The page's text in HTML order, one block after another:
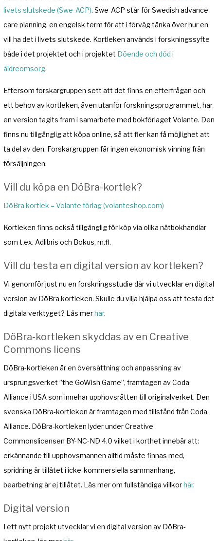
livets slutskede (Swe-ACP). Swe-ACP står för Swedish advance
care planning, en engelsk term för att i förväg tänka över hur en
vill ha det i livets slutskede. Kortleken används i forskningssyfte
både i det projektet och i projektet Döende och död i
äldreomsorg.
Eftersom forskargruppen sett att det finns en efterfrågan och
ett behov av kortleken, även utanför forskningsprogrammet, har
en version tagits fram i samarbete med bokförlaget Volante. Den
finns nu tillgänglig att köpa online, så att fler kan få möjlighet att
ta del av den. Forskargruppen får ingen ekonomisk vinning från
försäljningen.
Vill du köpa en DöBra-kortlek?
DöBra kortlek – Volante förlag (volanteshop.com)
Kortleken finns också tillgänglig för köp via olika nätbokhandlar
som t.ex. Adlibris och Bokus, m.fl.
Vill du testa en digital version av kortleken?
Vi genomför just nu en forskningsstudie där vi utvecklar en digital
version av DöBra kortleken. Skulle du vilja hjälpa oss att testa det
digitala verktyget? Läs merhär.
DöBra-kortleken skyddas av en Creative
Commons licens
DöBra-kortleken är en översättning och anpassning av
ursprungsverket ”the GoWish Game”, framtagen av Coda
Alliance i USA som innehar upphovsrätten till originalverket. Den
svenska DöBra-kortleken är framtagen med tillstånd från Coda
Alliance. DöBra-kortleken lyder under Creative
Commonslicensen BY-NC-ND 4.0 vilket i korthet innebär att:
erkännande till upphovsmannen alltid måste finnas med,
spridning är tillåtet i icke-kommersiella sammanhang,
bearbetning är ej tillåtet. Läs mer om fullständiga villkorhär.
Digital version
I ett nytt projekt utvecklar vi en digital version av DöBra-